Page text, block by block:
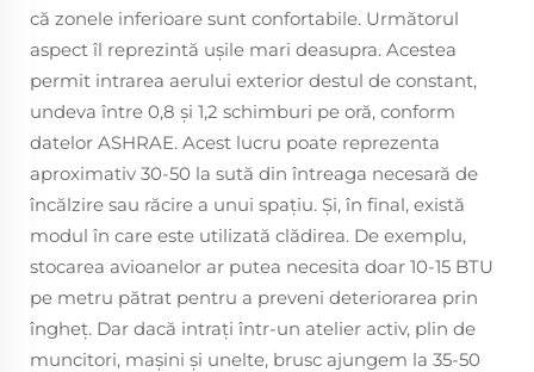
că zonele inferioare sunt confortabile. Următorul
aspect îl reprezintă ușile mari deasupra. Acestea
permit intrarea aerului exterior destul de constant,
undeva între 0,8 și 1,2 schimburi pe oră, conform
datelor ASHRAE. Acest lucru poate reprezenta
aproximativ 30-50 la sută din întreaga necesară de
încălzire sau răcire a unui spațiu. Și, în final, există
modul în care este utilizată clădirea. De exemplu,
stocarea avioanelor ar putea necesita doar 10-15 BTU
pe metru pătrat pentru a preveni deteriorarea prin
îngheț. Dar dacă intrați într-un atelier activ, plin de
muncitori, mașini și unelte, brusc ajungem la 35-50